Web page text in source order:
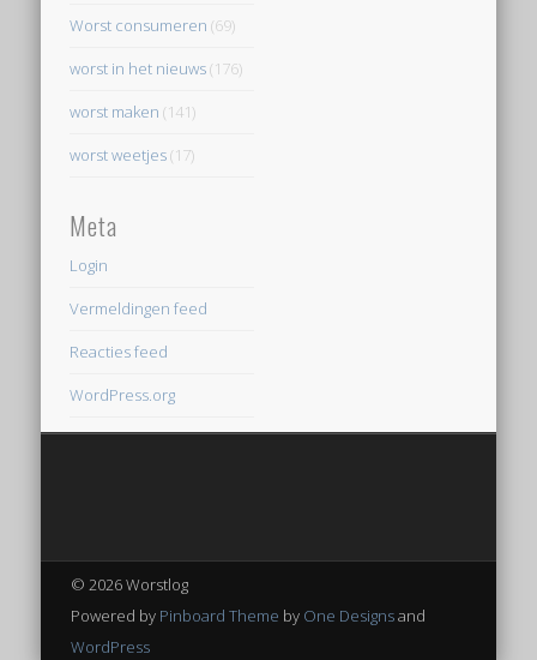
Worst consumeren (69)
worst in het nieuws(176)
worst maken (141)
worst weetjes(17)
Meta
Login
Vermeldingen feed
Reacties feed
WordPress.org
© 2026 Worstlog
Powered by Pinboard Theme by One Designsand
WordPress